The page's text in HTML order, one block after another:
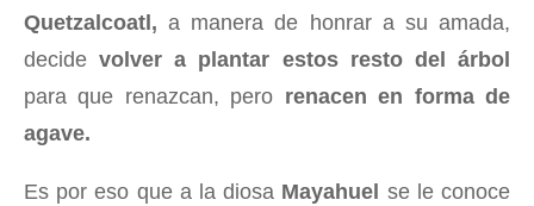
Quetzalcoatl,a manera de honrar a su amada,
decidevolver a plantar estos resto del árbol
para que renazcan, pero renacen en forma de
agave.
Es por eso que a la diosa Mayahuel se le conoce